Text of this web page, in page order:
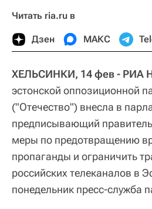
Читать ria.ru в
Дзен МАКС
ХЕЛЬСИНКИ, 14 фев - РИА
эстонской оппозиционной
("Отечество") внесла в
предписывающий
меры по предотвращению
пропаганды и ограничить
российских телеканалов в
понедельник пресс-служба